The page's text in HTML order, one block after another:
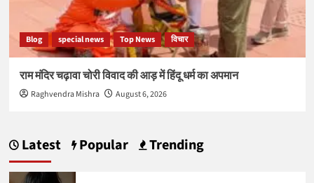
Blog special news Top News विचार
राम मंदिर चढ़ावा चोरी विवाद की आड़ में हिंदू धर्म का अपमान
Raghvendra Mishra August 6, 2026
Latest Popular Trending